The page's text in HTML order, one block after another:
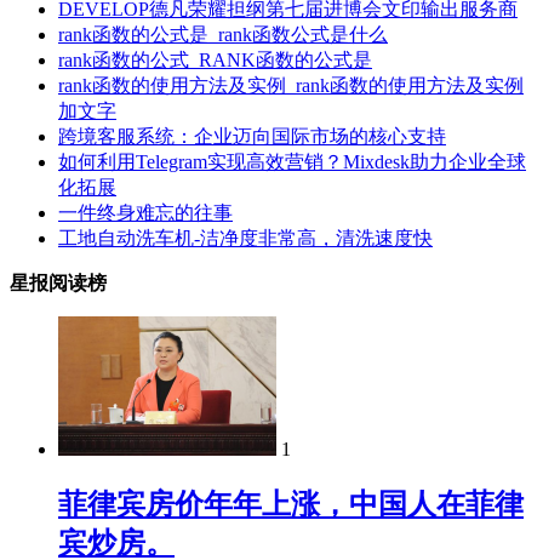
DEVELOP德凡荣耀担纲第七届进博会文印输出服务商
rank函数的公式是_rank函数公式是什么
rank函数的公式_RANK函数的公式是
rank函数的使用方法及实例_rank函数的使用方法及实例
加文字
跨境客服系统：企业迈向国际市场的核心支持
如何利用Telegram实现高效营销？Mixdesk助力企业全球
化拓展
一件终身难忘的往事
工地自动洗车机-洁净度非常高，清洗速度快
星报阅读榜
1
菲律宾房价年年上涨，中国人在菲律
宾炒房。